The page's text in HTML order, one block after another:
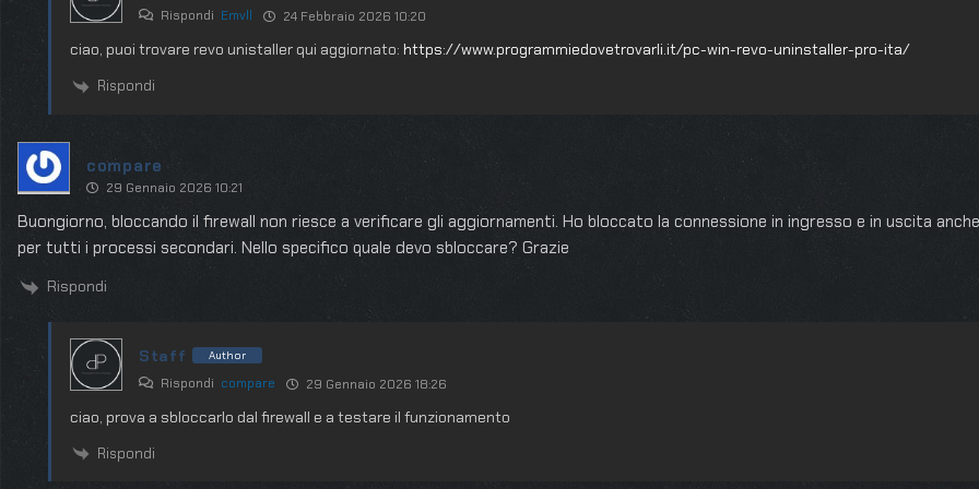
Rispondi Emvll 24 Febbraio 2026 10:20
ciao, puoi trovare revo unistaller qui aggiornato: https://www.programmiedovetrovarli.it/pc-win-revo-uninstaller-pro-ita/
Rispondi
compare
29 Gennaio 2026 10:21
Buongiorno, bloccando il firewall non riesce a verificare gli aggiornamenti. Ho bloccato la connessione in ingresso e in uscita anche
per tutti i processi secondari. Nello specifico quale devo sbloccare? Grazie
Rispondi
Staff Author
Rispondi compare 29 Gennaio 2026 18:26
ciao, prova a sbloccarlo dal firewall e a testare il funzionamento
Rispondi